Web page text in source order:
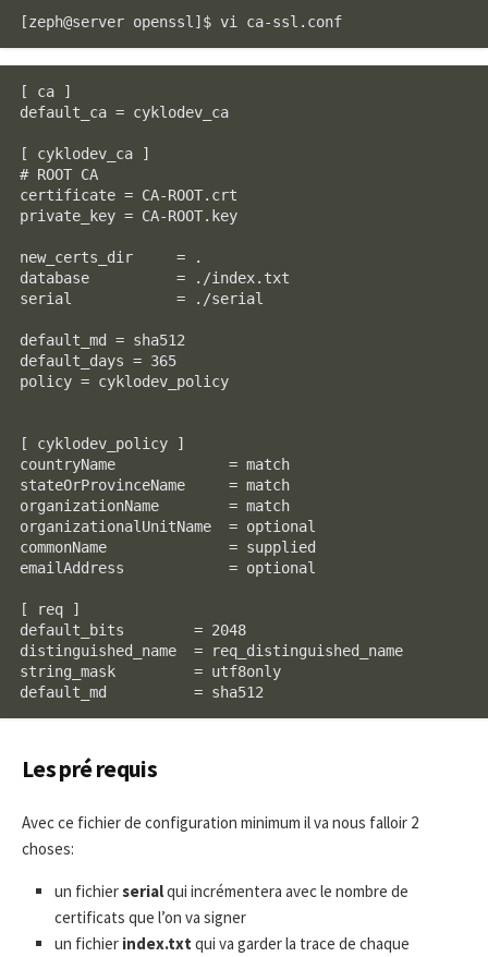
[zeph@server openssl]$ vi ca-ssl.conf
[ ca ]
default_ca = cyklodev_ca
[ cyklodev_ca ]
# ROOT CA
certificate = CA-ROOT.crt
private_key = CA-ROOT.key
new_certs_dir     = .
database          = ./index.txt
serial            = ./serial
default_md = sha512
default_days = 365
policy = cyklodev_policy
[ cyklodev_policy ]
countryName             = match
stateOrProvinceName     = match
organizationName        = match
organizationalUnitName  = optional
commonName              = supplied
emailAddress            = optional
[ req ]
default_bits        = 2048
distinguished_name  = req_distinguished_name
string_mask         = utf8only
Les pré requis
Avec ce fichier de configuration minimum il va nous falloir 2
choses:
un fichierserialqui incrémentera avec le nombre de
certificats que l’on va signer
un fichier index.txt qui va garder la trace de chaque